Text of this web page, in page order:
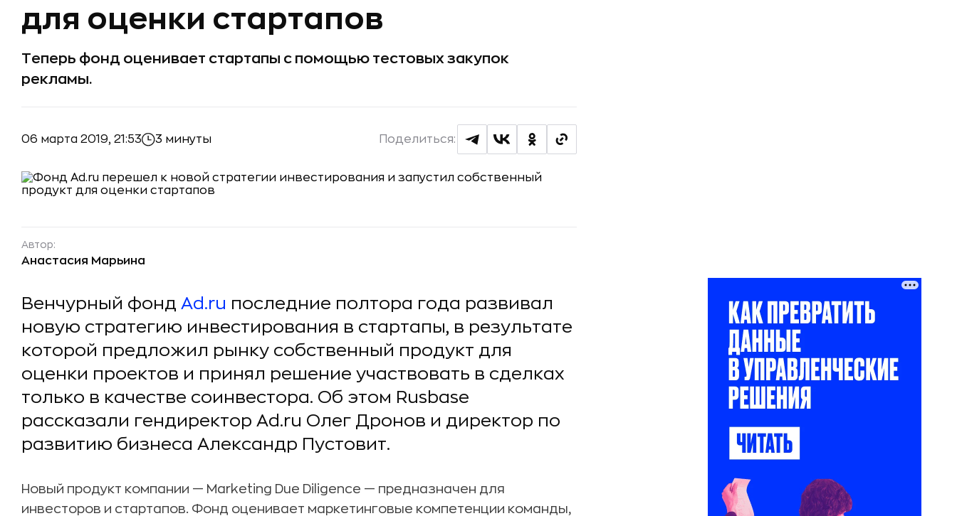
для оценки стартапов
Теперь фонд оценивает стартапы с помощью тестовых закупок
рекламы.
06 марта 2019, 21:53 3 минуты Поделиться:
Автор:
Анастасия Марьина
Венчурный фонд Ad.ru последние полтора года развивал
новую стратегию инвестирования в стартапы, в результате
которой предложил рынку собственный продукт для
оценки проектов и принял решение участвовать в сделках
только в качестве соинвестора. Об этом Rusbase
рассказали гендиректор Ad.ru Олег Дронов и директор по
развитию бизнеса Александр Пустовит.
Новый продукт компании — Marketing Due Diligence — предназначен для
инвесторов и стартапов. Фонд оценивает маркетинговые компетенции команды,